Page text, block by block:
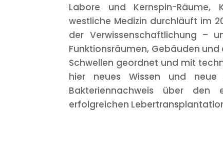
Labore und Kernspin-Räume,
westliche Medizin durchläuft im
der Verwissenschaftlichung –
Funktionsräumen, Gebäuden
Schwellen geordnet und mit
hier neues Wissen und neue
Bakteriennachweis über den
erfolgreichen